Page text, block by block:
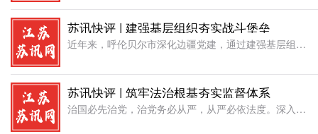
苏讯快评 | 建强基层组织夯实战斗堡垒
近年来，呼伦贝尔市深化边疆党建，通过建强基层组织体系、壮大边境特色产业、筑牢生态安全防线，持续夯实祖国北疆安全稳定、繁荣发展的坚实屏障。作风出战斗力。帮钱帮物，不如帮助建个好支部。从搭建“苏木乡镇党委
苏讯快评 | 筑牢法治根基夯实监督体系
治国必先治党，治党务必从严，从严必依法度。深入学习贯彻习近平党建思想，要不断加强党内法规制度建设，把制度建设贯穿党的各项建设，健全全面从严治党体系，不断提高管党治党科学化制度化规范化水平，使党内法规体